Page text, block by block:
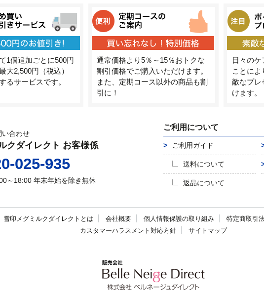
1個追加ごとに500円
大2,500円（税込）
るサービスです。
通常価格より5％～15％おトクな
割引価格でご購入いただけます。
また、定期コース以外の商品も割
引に！
日々のケ
ことに
敵なプレ
けます。
い合わせ
クダイレクト お客様係
025-935
～18:00 年末年始を除き無休
ご利用について
ご利用ガイド
送料について
返品について
雪印メグミルク ダイレクトとは 会社概要 個人情報保護の取り組み 特定商取引
カスタマーハラスメント 対応方針 サイトマップ